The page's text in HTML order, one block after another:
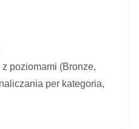
poziomami (Bronze,
per kategoria,